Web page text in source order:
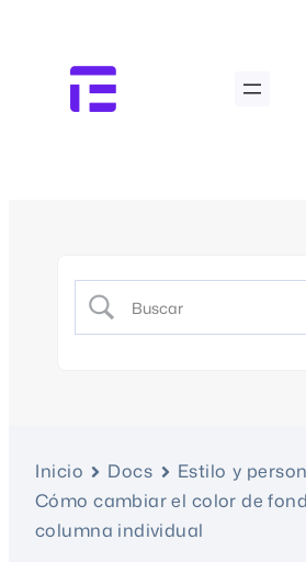
Inicio Docs
Estilo y
Cómo cambiar el color de
columna individual